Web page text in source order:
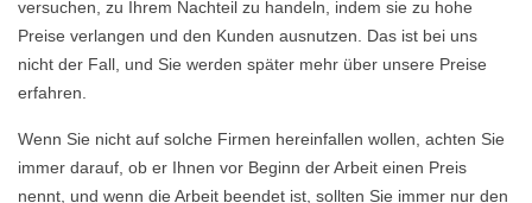
versuchen, zu Ihrem Nachteil zu handeln, indem sie zu hohe
Preise verlangen und den Kunden ausnutzen. Das ist bei uns
nicht der Fall, und Sie werden später mehr über unsere Preise
erfahren.
Wenn Sie nicht auf solche Firmen hereinfallen wollen, achten Sie
immer darauf, ob er Ihnen vor Beginn der Arbeit einen Preis
nennt, und wenn die Arbeit beendet ist, sollten Sie immer nur den